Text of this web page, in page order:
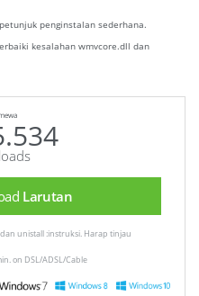
penginstalan sederhana.
kesalahan wmvcore.dll dan
Larutan
dan unistall :instruksi. Harap tinjau
on DSL/ADSL/Cable